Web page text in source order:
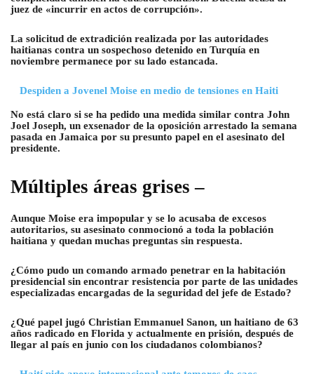
juez de «incurrir en actos de corrupción».
La solicitud de extradición realizada por las autoridades
haitianas contra un sospechoso detenido en Turquía en
noviembre permanece por su lado estancada.
Despiden a Jovenel Moise en medio de tensiones en Haiti
No está claro si se ha pedido una medida similar contra John
Joel Joseph, un exsenador de la oposición arrestado la semana
pasada en Jamaica por su presunto papel en el asesinato del
presidente.
Múltiples áreas grises –
Aunque Moise era impopular y se lo acusaba de excesos
autoritarios, su asesinato conmocionó a toda la población
haitiana y quedan muchas preguntas sin respuesta.
¿Cómo pudo un comando armado penetrar en la habitación
presidencial sin encontrar resistencia por parte de las unidades
especializadas encargadas de la seguridad del jefe de Estado?
¿Qué papel jugó Christian Emmanuel Sanon, un haitiano de 63
años radicado en Florida y actualmente en prisión, después de
llegar al país en junio con los ciudadanos colombianos?